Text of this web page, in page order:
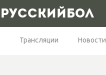
РУССКИЙБОЛ
Трансляции Новости